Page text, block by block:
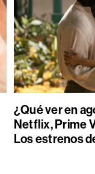
¿Qué ver en
Netflix, Prime
Los estrenos